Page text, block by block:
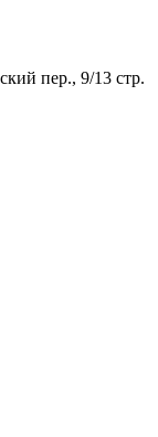
пер., 9/13 стр.